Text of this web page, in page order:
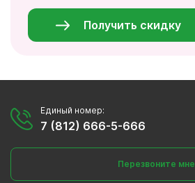
Получить скидку
Единый номер:
7 (812) 666-5-666
Перезвоните мне